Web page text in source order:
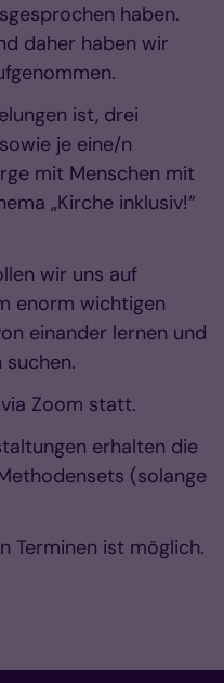
haben.
daher haben wir
ist, drei
je eine/n
mit Menschen mit
„Kirche inklusiv!“
wir uns auf
enorm wichtigen
einander lernen und
Zoom statt.
erhalten die
(solange
Terminen ist möglich.